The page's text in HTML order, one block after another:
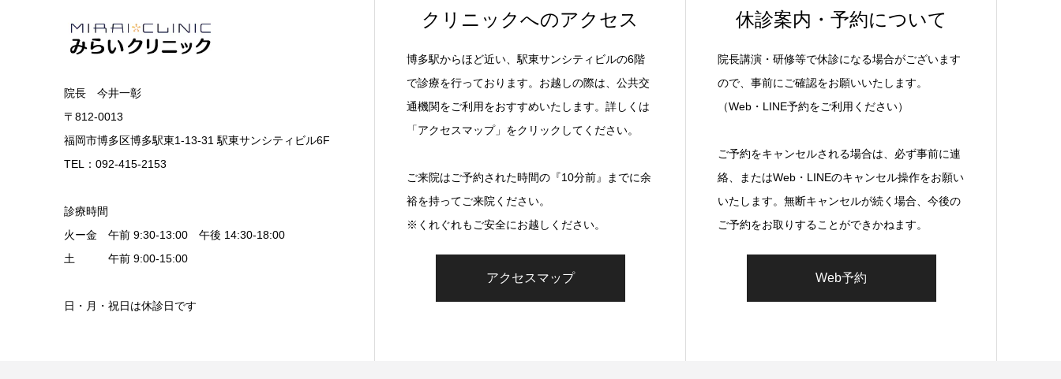
院長 今井一彰
〒812-0013
福岡市博多区博多駅東1-13-31 駅東サンシティビル6F
TEL：092-415-2153
診療時間
火ー金 午前 9:30-13:00 午後 14:30-18:00
土 午前 9:00-15:00
日・月・祝日は休診日です
クリニックへのアクセス
博多駅からほど近い、駅東サンシティビルの6階
で診療を行っております。お越しの際は、公共交
通機関をご利用をおすすめいたします。詳しくは
「アクセスマップ」をクリックしてください。
ご来院はご予約された時間の『10分前』までに余
裕を持ってご来院ください。
※くれぐれもご安全にお越しください。
アクセスマップ
休診案内・予約について
院長講演・研修等で休診になる場合がございます
ので、事前にご確認をお願いいたします。
（Web・LINE予約をご利用ください）
ご予約をキャンセルされる場合は、必ず事前に連
絡、またはWeb・LINEのキャンセル操作をお願い
いたします。無断キャンセルが続く場合、今後の
ご予約をお取りすることができかねます。
Web予約